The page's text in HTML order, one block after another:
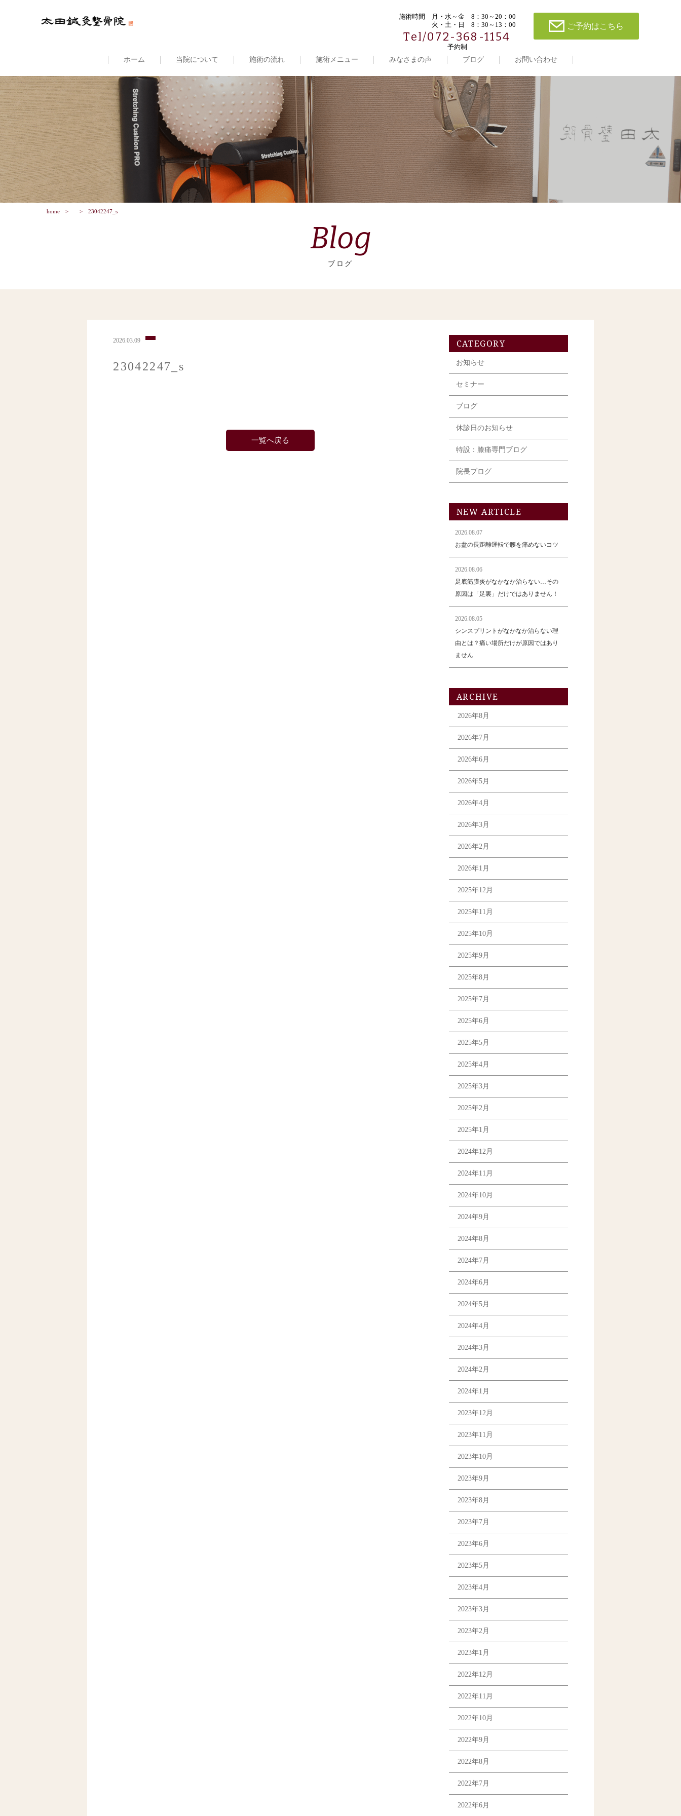
施術時間
月・水～金 8：30～20：00
火・土・日 8：30～13：00
Tel/072-368-1154
予約制
ご予約はこちら
ホーム 当院について 施術の流れ 施術メニュー みなさまの声 ブログ お問い合わせ
home 23042247_s
Blog
ブログ
2026.03.09
23042247_s
一覧へ戻る
CATEGORY
お知らせ
セミナー
ブログ
休診日のお知らせ
特設：膝痛専門ブログ
院長ブログ
NEW ARTICLE
2026.08.07
お盆の長距離運転で腰を痛めないコツ
2026.08.06
足底筋膜炎がなかなか治らない…その
原因は「足裏」だけではありません！
2026.08.05
シンスプリントがなかなか治らない理
由とは？痛い場所だけが原因ではあり
ません
ARCHIVE
2026年8月
2026年7月
2026年6月
2026年5月
2026年4月
2026年3月
2026年2月
2026年1月
2025年12月
2025年11月
2025年10月
2025年9月
2025年8月
2025年7月
2025年6月
2025年5月
2025年4月
2025年3月
2025年2月
2025年1月
2024年12月
2024年11月
2024年10月
2024年9月
2024年8月
2024年7月
2024年6月
2024年5月
2024年4月
2024年3月
2024年2月
2024年1月
2023年12月
2023年11月
2023年10月
2023年9月
2023年8月
2023年7月
2023年6月
2023年5月
2023年4月
2023年3月
2023年2月
2023年1月
2022年12月
2022年11月
2022年10月
2022年9月
2022年8月
2022年7月
2022年6月